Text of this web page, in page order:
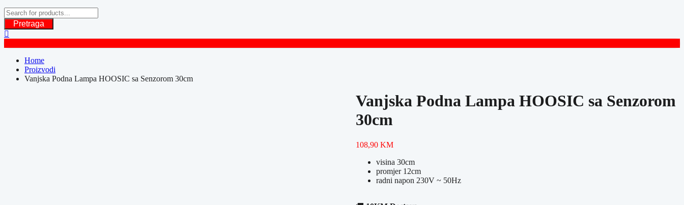
Pretraga
Home
Proizvodi
Vanjska Podna Lampa HOOSIC sa Senzorom 30cm
Vanjska Podna Lampa HOOSIC sa Senzorom
30cm
108,90 KM
visina 30cm
promjer 12cm
radni napon 230V ~ 50Hz